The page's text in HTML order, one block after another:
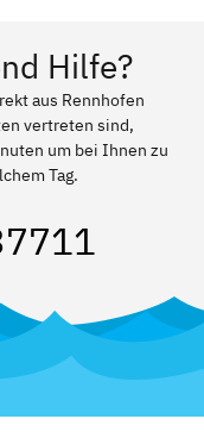
Hilfe?
aus Rennhofen
vertreten sind,
um bei Ihnen zu
Tag.